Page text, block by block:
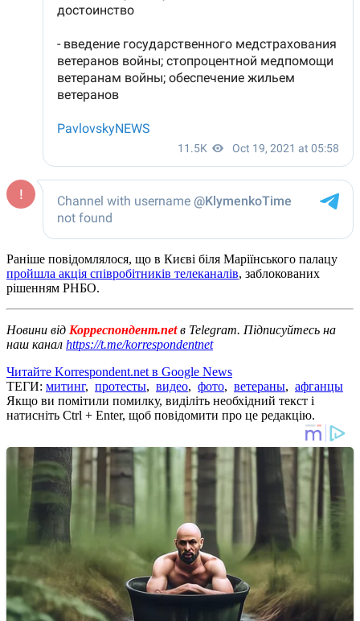
Раніше повідомлялося, що в Києві біля Маріїнського палацу
пройшла акція співробітників телеканалів, заблокованих
рішенням РНБО.
Новини від Корреспондент.netв Telegram. Підписуйтесь на
наш канал https://t.me/korrespondentnet
Читайте Korrespondent.net в Google News
ТЕГИ: митинг, протесты, видео, фото, ветераны, афганцы
Якщо ви помітили помилку, виділіть необхідний текст і
натисніть Ctrl + Enter, щоб повідомити про це редакцію.